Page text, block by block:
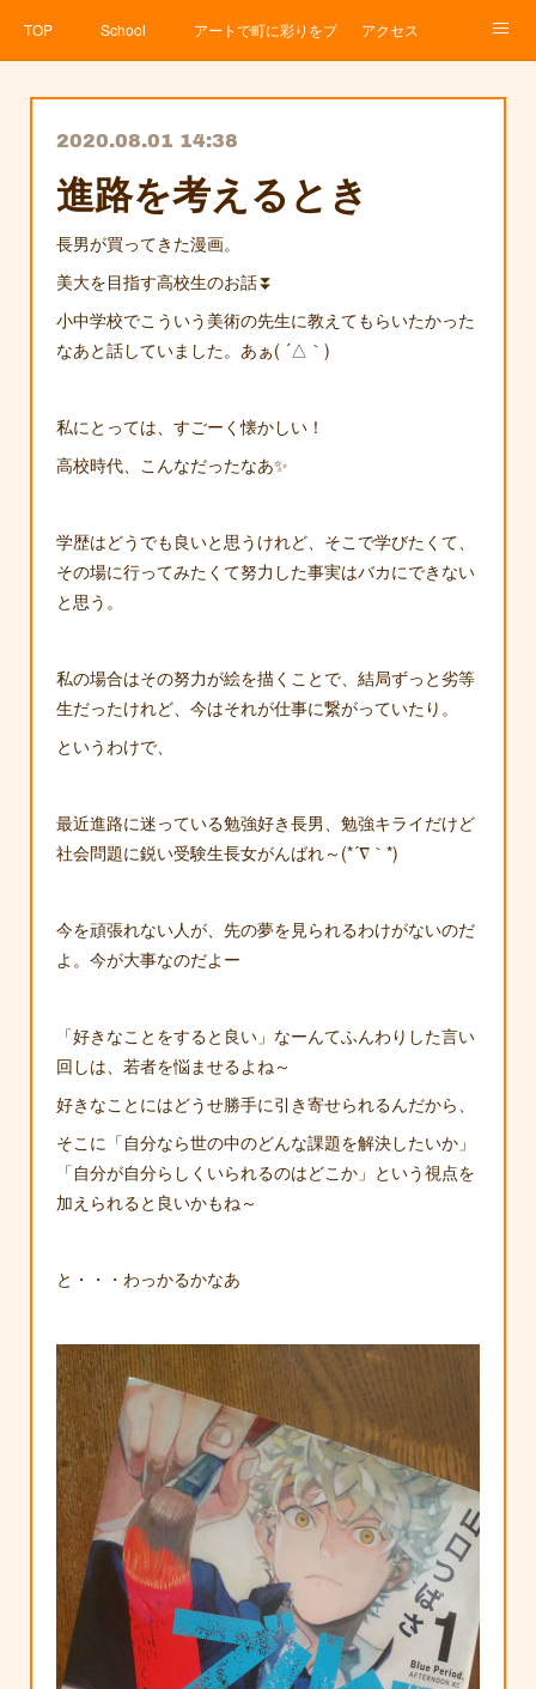
TOP School アートで町に彩りをプロジェクト
アクセス
2020.08.01 14:38
進路を考えるとき
長男が買ってきた漫画。
美大を目指す高校生のお話⏬
小中学校でこういう美術の先生に教えてもらいたかった
なあと話していました。あぁ( ´△｀)
私にとっては、すごーく懐かしい！
高校時代、こんなだったなあ✨
学歴はどうでも良いと思うけれど、そこで学びたくて、
その場に行ってみたくて努力した事実はバカにできない
と思う。
私の場合はその努力が絵を描くことで、結局ずっと劣等
生だったけれど、今はそれが仕事に繋がっていたり。
というわけで、
最近進路に迷っている勉強好き長男、勉強キライだけど
社会問題に鋭い受験生長女がんばれ～(*´∇｀*)
今を頑張れない人が、先の夢を見られるわけがないのだ
よ。今が大事なのだよー
「好きなことをすると良い」なーんてふんわりした言い
回しは、若者を悩ませるよね～
好きなことにはどうせ勝手に引き寄せられるんだから、
そこに「自分なら世の中のどんな課題を解決したいか」
「自分が自分らしくいられるのはどこか」という視点を
加えられると良いかもね～
と・・・わっかるかなあ